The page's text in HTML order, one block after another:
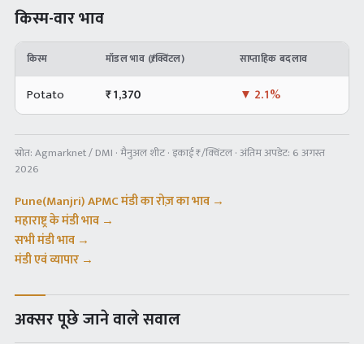
किस्म-वार भाव
किस्म मॉडल भाव (₹/क्विंटल) साप्ताहिक बदलाव
Potato ₹1,370 ▼ 2.1%
स्रोत:Agmarknet / DMI · मैनुअल शीट· इकाई ₹/क्विंटल · अंतिम अपडेट: 6 अगस्त
2026
Pune(Manjri) APMCमंडी का रोज़ का भाव →
महाराष्ट्रके मंडी भाव →
सभी मंडी भाव →
मंडी एवं व्यापार →
अक्सर पूछे जाने वाले सवाल